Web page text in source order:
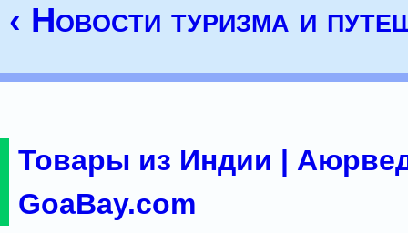
‹ Новости туризма и
Товары из Индии |
GoaBay.com